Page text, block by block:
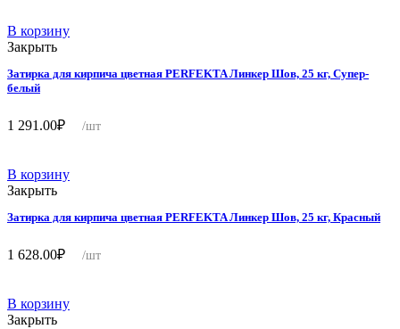
В корзину
Закрыть
Затирка для кирпича цветная PERFEKTA Линкер Шов, 25 кг, Супер-
белый
1 291.00₽ /шт
В корзину
Закрыть
Затирка для кирпича цветная PERFEKTA Линкер Шов, 25 кг, Красный
1 628.00₽ /шт
В корзину
Закрыть